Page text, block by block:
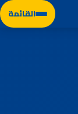
القائمة